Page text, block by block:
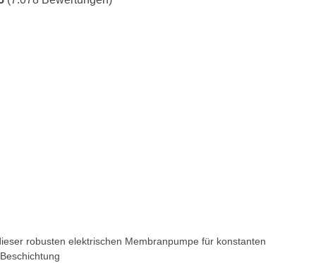
robusten elektrischen Membranpumpe für konstanten